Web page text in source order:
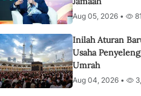
Aug 05, 2026 •
Inilah Aturan
Usaha
Umrah
Aug 04, 2026 •